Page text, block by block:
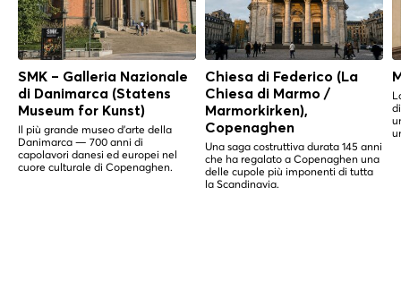
SMK – Galleria Nazionale
di Danimarca (Statens
Museum for Kunst)
Il più grande museo d'arte della
Danimarca — 700 anni di
capolavori danesi ed europei nel
cuore culturale di Copenaghen.
Chiesa di Federico (La
Chiesa di Marmo /
Marmorkirken),
Copenaghen
Una saga costruttiva durata 145 anni
che ha regalato a Copenaghen una
delle cupole più imponenti di tutta
la Scandinavia.